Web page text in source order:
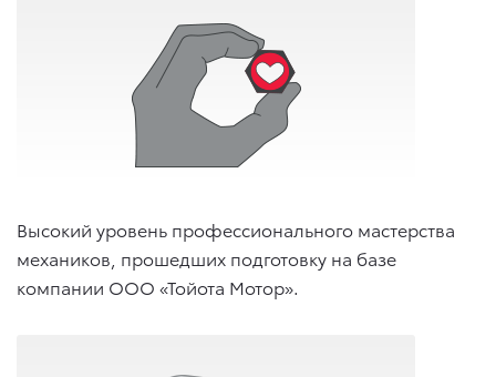
Высокий уровень профессионального мастерства
механиков, прошедших подготовку на базе
компании ООО «Тойота Мотор».